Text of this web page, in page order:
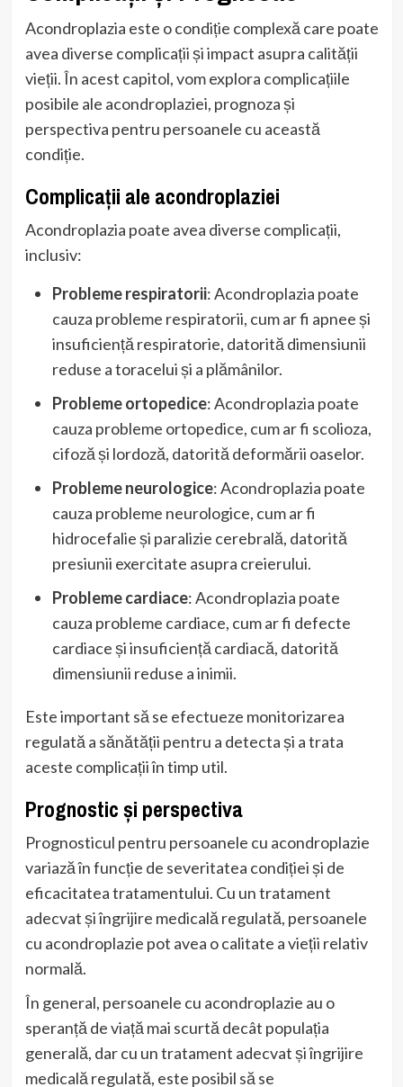
Acondroplazia este o condiție complexă care poate
avea diverse complicații și impact asupra calității
vieții. În acest capitol, vom explora complicațiile
posibile ale acondroplaziei, prognoza și
perspectiva pentru persoanele cu această
condiție.
Complicații ale acondroplaziei
Acondroplazia poate avea diverse complicații,
inclusiv:
Probleme respiratorii: Acondroplazia poate
cauza probleme respiratorii, cum ar fi apnee și
insuficiență respiratorie, datorită dimensiunii
reduse a toracelui și a plămânilor.
Probleme ortopedice: Acondroplazia poate
cauza probleme ortopedice, cum ar fi scolioza,
cifoză și lordoză, datorită deformării oaselor.
Probleme neurologice: Acondroplazia poate
cauza probleme neurologice, cum ar fi
hidrocefalie și paralizie cerebrală, datorită
presiunii exercitate asupra creierului.
Probleme cardiace: Acondroplazia poate
cauza probleme cardiace, cum ar fi defecte
cardiace și insuficiență cardiacă, datorită
dimensiunii reduse a inimii.
Este important să se efectueze monitorizarea
regulată a sănătății pentru a detecta și a trata
aceste complicații în timp util.
Prognostic și perspectiva
Prognosticul pentru persoanele cu acondroplazie
variază în funcție de severitatea condiției și de
eficacitatea tratamentului. Cu un tratament
adecvat și îngrijire medicală regulată, persoanele
cu acondroplazie pot avea o calitate a vieții relativ
normală.
În general, persoanele cu acondroplazie au o
speranță de viață mai scurtă decât populația
generală, dar cu un tratament adecvat și îngrijire
medicală regulată, este posibil să se